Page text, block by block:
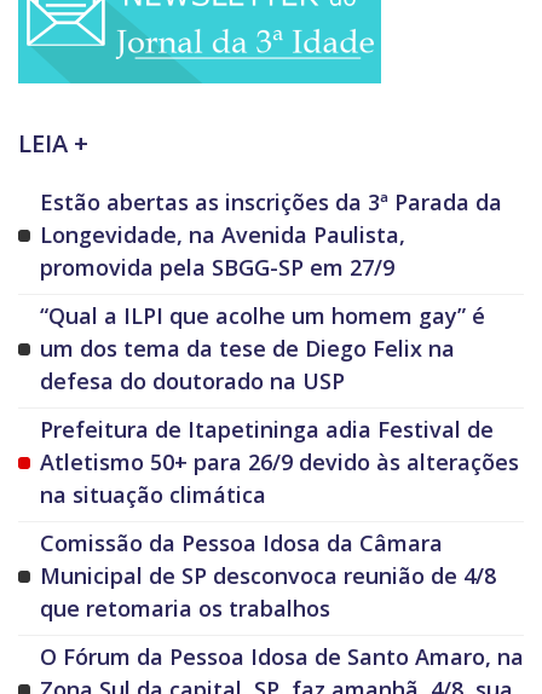
LEIA +
Estão abertas as inscrições da 3ª Parada da
Longevidade, na Avenida Paulista,
promovida pela SBGG-SP em 27/9
“Qual a ILPI que acolhe um homem gay” é
um dos tema da tese de Diego Felix na
defesa do doutorado na USP
Prefeitura de Itapetininga adia Festival de
Atletismo 50+ para 26/9 devido às alterações
na situação climática
Comissão da Pessoa Idosa da Câmara
Municipal de SP desconvoca reunião de 4/8
que retomaria os trabalhos
O Fórum da Pessoa Idosa de Santo Amaro, na